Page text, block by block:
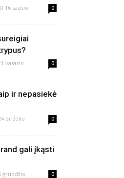
16 sausio 0
vasario 0
ir nepasiekė
birželio 0
gali įkąsti
gruodžio 0